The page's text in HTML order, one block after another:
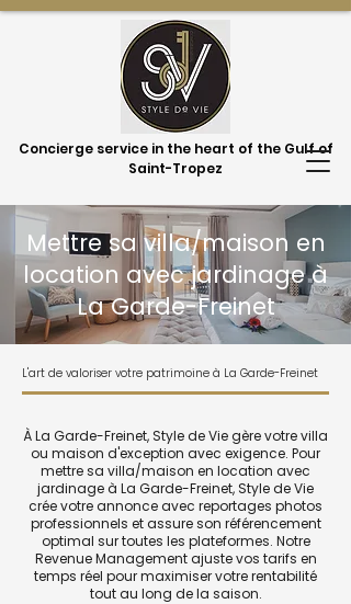
Concierge service in the heart of the Gulf of
Saint-Tropez
Mettre sa villa/maison en
location avec jardinage à
La Garde-Freinet
L'art de valoriser votre patrimoine à La Garde-Freinet
À La Garde-Freinet, Style de Vie gère votre villa
ou maison d'exception avec exigence. Pour
mettre sa villa/maison en location avec
jardinage à La Garde-Freinet, Style de Vie
crée votre annonce avec reportages photos
professionnels et assure son référencement
optimal sur toutes les plateformes. Notre
Revenue Management ajuste vos tarifs en
temps réel pour maximiser votre rentabilité
tout au long de la saison.